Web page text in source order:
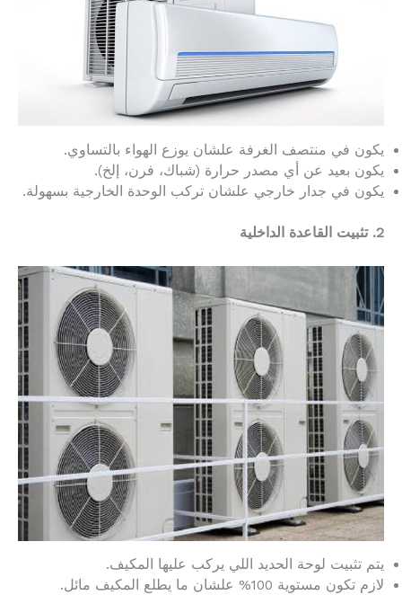
يكون في منتصف الغرفة علشان يوزع الهواء بالتساوي.
يكون بعيد عن أي مصدر حرارة (شباك، فرن، إلخ).
يكون في جدار خارجي علشان تركب الوحدة الخارجية بسهولة.
2. تثبيت القاعدة الداخلية
يتم تثبيت لوحة الحديد اللي يركب عليها المكيف.
لازم تكون مستوية 100% علشان ما يطلع المكيف مائل.